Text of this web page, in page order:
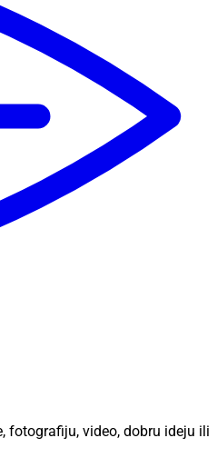
fotografiju, video, dobru ideju ili